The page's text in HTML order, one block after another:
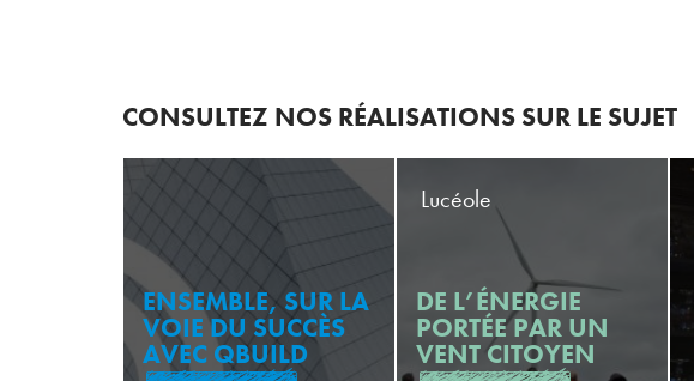
CONSULTEZ NOS RÉALISATIONS SUR LE SUJET
ENSEMBLE, SUR LA
VOIE DU SUCCÈS
AVEC QBUILD
DE L’ÉNERGIE
PORTÉE PAR UN
VENT CITOYEN
Lucéole